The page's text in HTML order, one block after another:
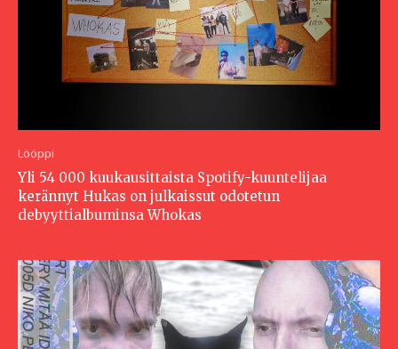
Lööppi
Yli 54 000 kuukausittaista Spotify-kuuntelijaa
kerännyt Hukas on julkaissut odotetun
debyyttialbuminsa Whokas